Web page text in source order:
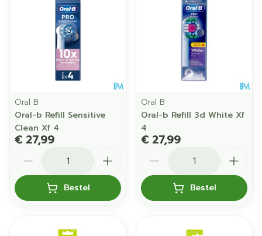
Oral B
Oral-b Refill Sensitive
Clean Xf 4
€ 27,99
Bestel
Oral B
Oral-b Refill 3d White Xf
4
€ 27,99
Bestel